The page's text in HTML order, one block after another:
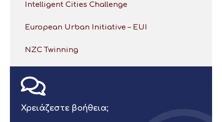
Intelligent Cities Challenge
European Urban Initiative – EUI
NZC Twinning
Χρειάζεστε βοήθεια;